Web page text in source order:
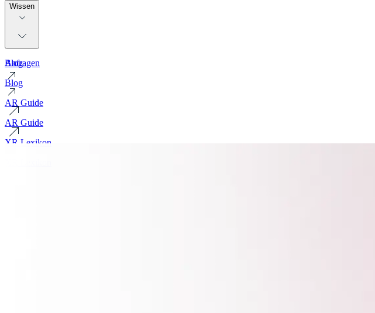
Wissen
Blog
Blog
AR Guide
AR Guide
XR Lexikon
Anfragen